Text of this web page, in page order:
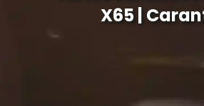
X65 |